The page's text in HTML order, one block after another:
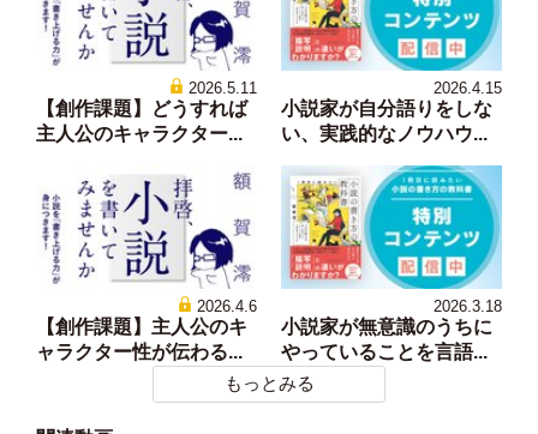
2026.5.11
【創作課題】どうすれば
主人公のキャラクター...
2026.4.15
小説家が自分語りをしな
い、実践的なノウハウ...
2026.4.6
【創作課題】主人公のキ
ャラクター性が伝わる...
2026.3.18
小説家が無意識のうちに
やっていることを言語...
もっとみる